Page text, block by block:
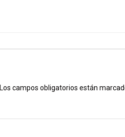
Los campos obligatorios están